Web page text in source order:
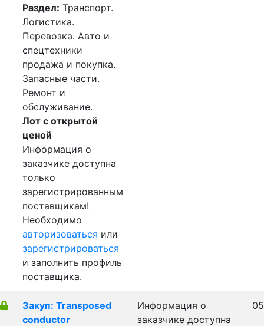
Раздел: Транспорт.
Логистика.
Перевозка. Авто и
спецтехники
продажа и покупка.
Запасные части.
Ремонт и
обслуживание.
Лот с открытой
ценой
Информация о
заказчике доступна
только
зарегистрированным
поставщикам!
Необходимо
авторизоваться или
зарегистрироваться
и заполнить профиль
поставщика.
Закуп: Transposed
conductor
Информация о
заказчике доступна